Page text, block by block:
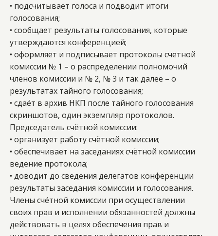
• подсчитывает голоса и подводит итоги
голосования;
• сообщает результаты голосования, которые
утверждаются конференцией;
• оформляет и подписывает протоколы счетной
комиссии № 1 – о распределении полномочий
членов комиссии и № 2, № 3 и так далее – о
результатах тайного голосования;
• сдаёт в архив НКП после тайного голосования
скриншотов, один экземпляр протоколов.
Председатель счётной комиссии:
• организует работу счётной комиссии;
• обеспечивает на заседаниях счётной комиссии
ведение протокола;
• доводит до сведения делегатов конференции
результаты заседания комиссии и голосования.
Члены счётной комиссии при осуществлении
своих прав и исполнении обязанностей должны
действовать в целях обеспечения прав и